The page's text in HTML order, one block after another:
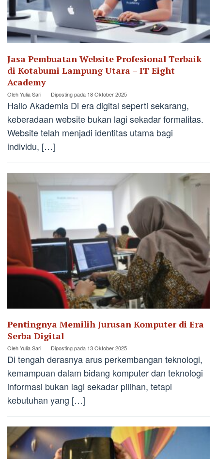
Jasa Pembuatan Website Profesional Terbaik
di Kotabumi Lampung Utara – IT Eight
Academy
OlehYulia Sari Diposting pada 18 Oktober 2025
Hallo Akademia Di era digital seperti sekarang,
keberadaan website bukan lagi sekadar formalitas.
Website telah menjadi identitas utama bagi
individu, […]
Pentingnya Memilih Jurusan Komputer di Era
Serba Digital
OlehYulia Sari Diposting pada 13 Oktober 2025
Di tengah derasnya arus perkembangan teknologi,
kemampuan dalam bidang komputer dan teknologi
informasi bukan lagi sekadar pilihan, tetapi
kebutuhan yang […]